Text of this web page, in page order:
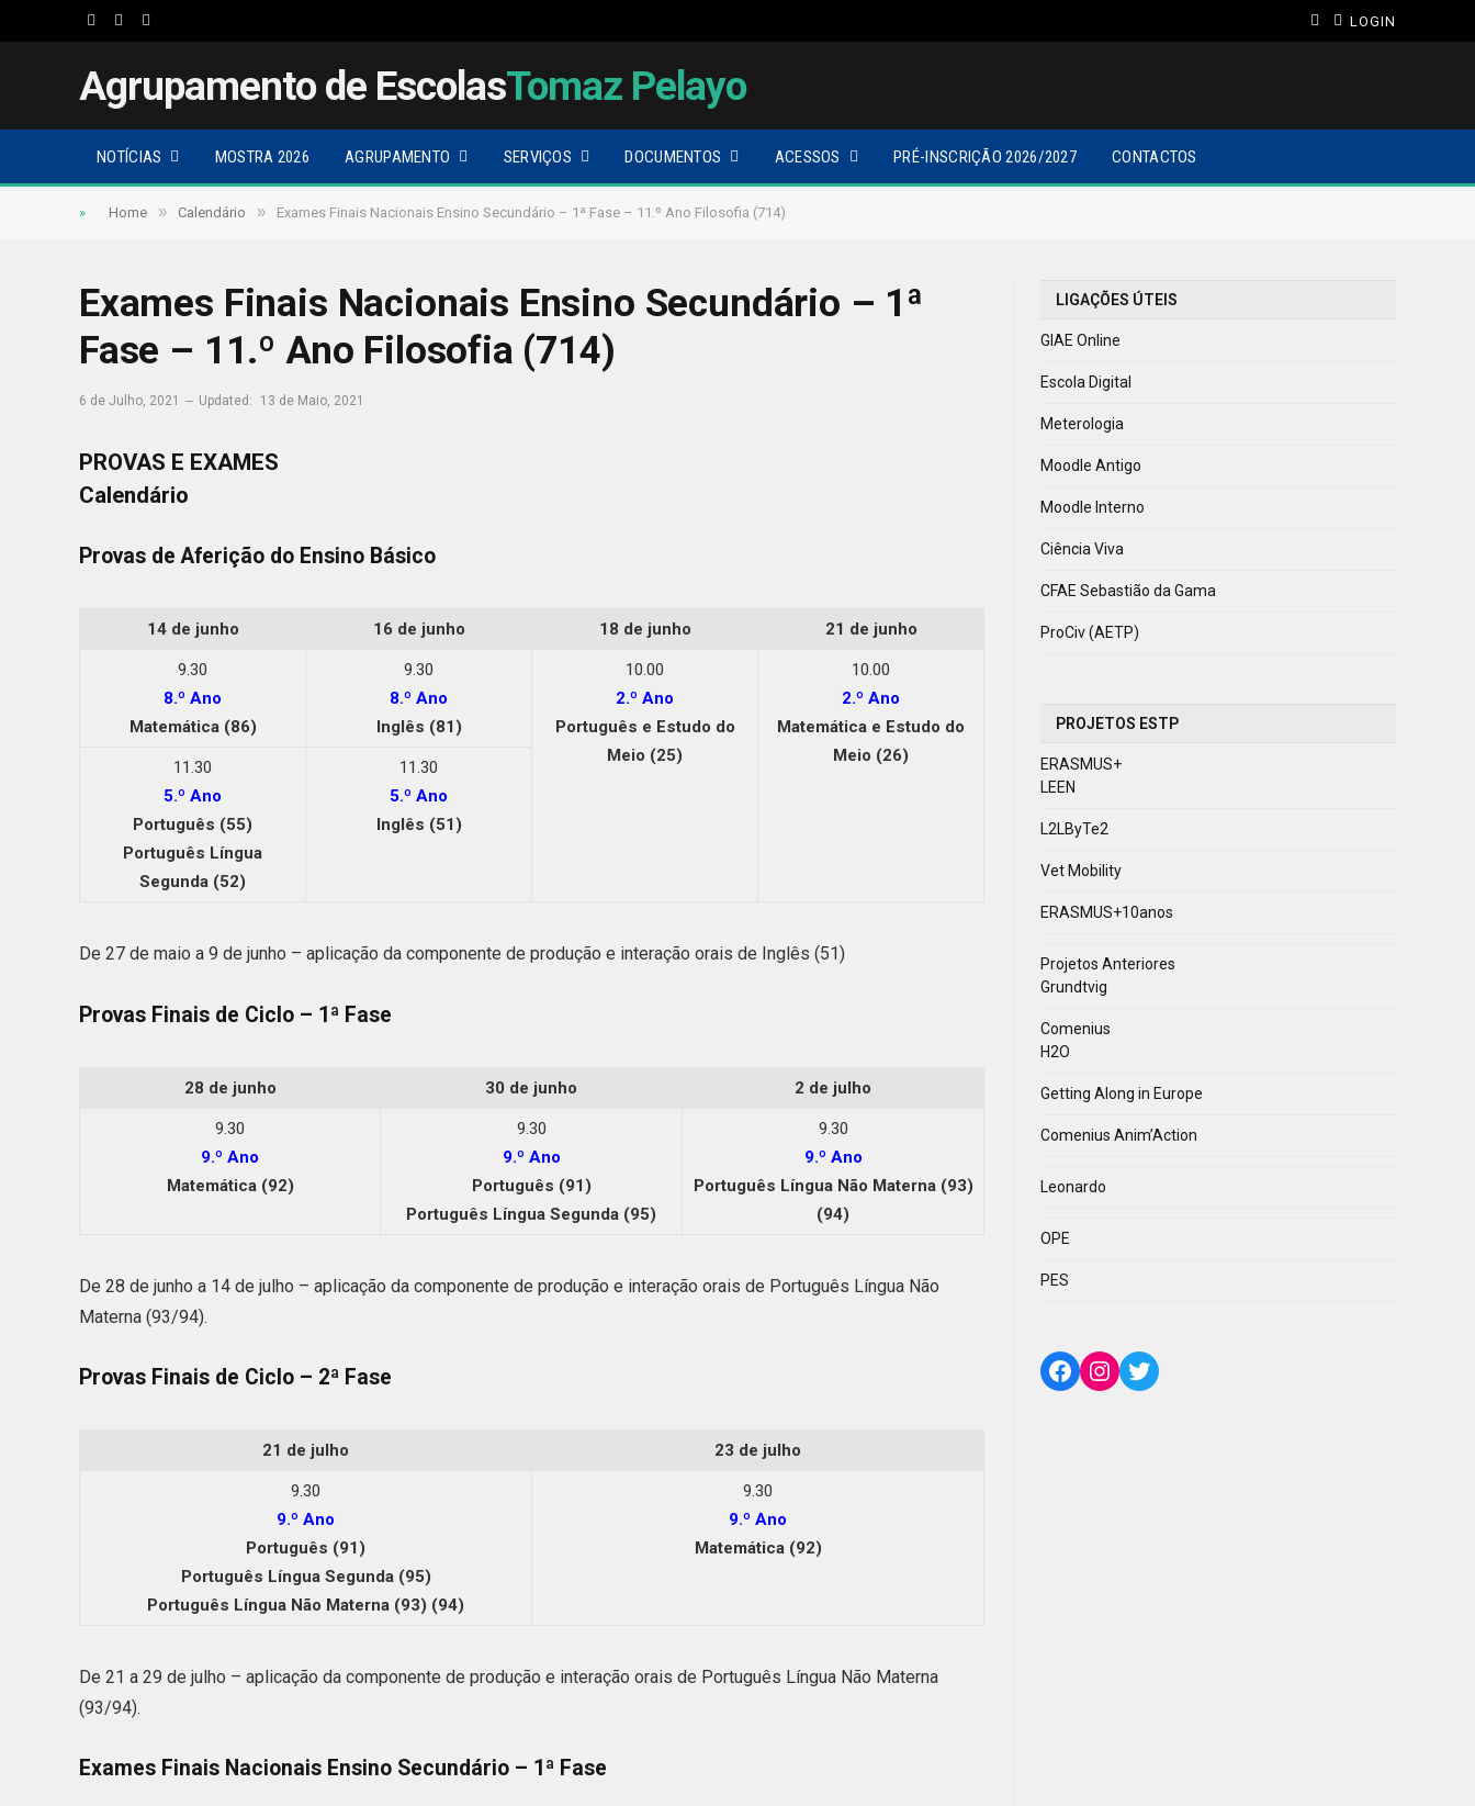
Facebook
TwitterInstagram
LOGIN
Agrupamento de EscolasTomaz Pelayo
NOTÍCIAS MOSTRA 2026 AGRUPAMENTO SERVIÇOS DOCUMENTOS ACESSOS PRÉ-INSCRIÇÃO 2026/2027 CONTACTOS
» Home » Calendário » Exames Finais Nacionais Ensino Secundário – 1ª Fase – 11.º Ano Filosofia (714)
Exames Finais Nacionais Ensino Secundário – 1ª
Fase – 11.º Ano Filosofia (714)
6 de Julho, 2021 Updated: 13 de Maio, 2021
PROVAS E EXAMES
Calendário
Provas de Aferição do Ensino Básico
14 de junho 16 de junho 18 de junho 21 de junho
9.30
8.º Ano
Matemática (86)
9.30
8.º Ano
Inglês (81)
10.00
2.º Ano
Português e Estudo do
Meio (25)
10.00
2.º Ano
Matemática e Estudo do
Meio (26)
11.30
5.º Ano
Português (55)
Português Língua
Segunda (52)
11.30
5.º Ano
Inglês (51)
De 27 de maio a 9 de junho – aplicação da componente de produção e interação orais de Inglês (51)
Provas Finais de Ciclo – 1ª Fase
28 de junho 30 de junho 2 de julho
9.30
9.º Ano
Matemática (92)
9.30
9.º Ano
Português (91)
Português Língua Segunda (95)
9.30
9.º Ano
Português Língua Não Materna (93)
(94)
De 28 de junho a 14 de julho – aplicação da componente de produção e interação orais de Português Língua Não
Materna (93/94).
Provas Finais de Ciclo – 2ª Fase
21 de julho 23 de julho
9.30
9.º Ano
Português (91)
Português Língua Segunda (95)
Português Língua Não Materna (93) (94)
9.30
9.º Ano
Matemática (92)
De 21 a 29 de julho – aplicação da componente de produção e interação orais de Português Língua Não Materna
(93/94).
Exames Finais Nacionais Ensino Secundário – 1ª Fase
LIGAÇÕES ÚTEIS
GIAE Online
Escola Digital
Meterologia
Moodle Antigo
Moodle Interno
Ciência Viva
CFAE Sebastião da Gama
ProCiv (AETP)
PROJETOS ESTP
ERASMUS+
LEEN
L2LByTe2
Vet Mobility
ERASMUS+10anos
Projetos Anteriores
Grundtvig
Comenius
H2O
Getting Along in Europe
Comenius Anim’Action
Leonardo
OPE
PES
Facebook
Instagram
Twitter